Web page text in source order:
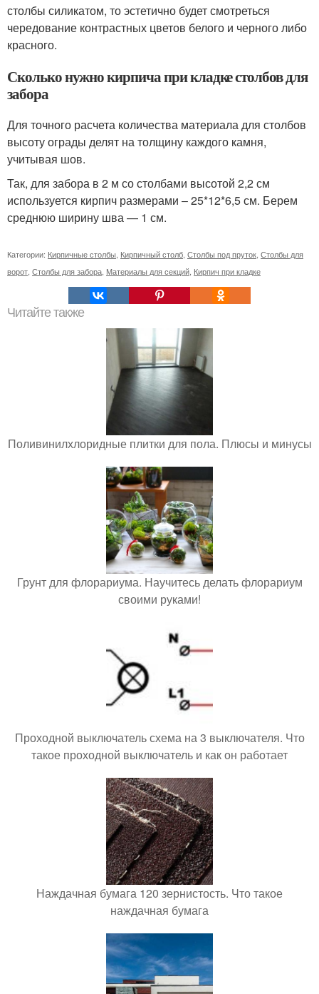
столбы силикатом, то эстетично будет смотреться
чередование контрастных цветов белого и черного либо
красного.
Сколько нужно кирпича при кладке столбов для
забора
Для точного расчета количества материала для столбов
высоту ограды делят на толщину каждого камня,
учитывая шов.
Так, для забора в 2 м со столбами высотой 2,2 см
используется кирпич размерами ‒ 25*12*6,5 см. Берем
среднюю ширину шва — 1 см.
Категории: Кирпичные столбы, Кирпичный столб, Столбы под пруток, Столбы для
ворот, Столбы для забора, Материалы для секций, Кирпич при кладке
Читайте также
Поливинилхлоридные плитки для пола. Плюсы и минусы
Грунт для флорариума. Научитесь делать флорариум
своими руками!
Проходной выключатель схема на 3 выключателя. Что
такое проходной выключатель и как он работает
Наждачная бумага 120 зернистость. Что такое
наждачная бумага